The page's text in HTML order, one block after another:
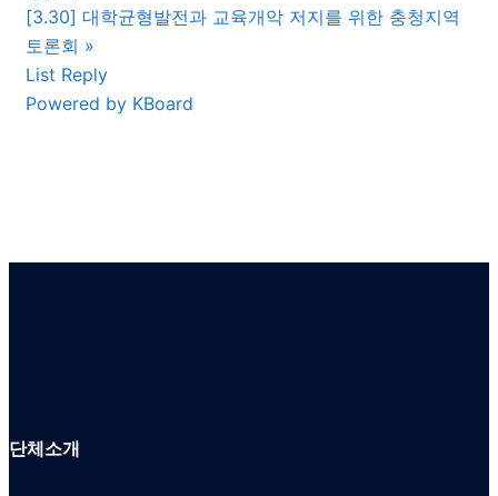
[3.30] 대학균형발전과 교육개악 저지를 위한 충청지역
토론회 »
List Reply
Powered by KBoard
단체소개